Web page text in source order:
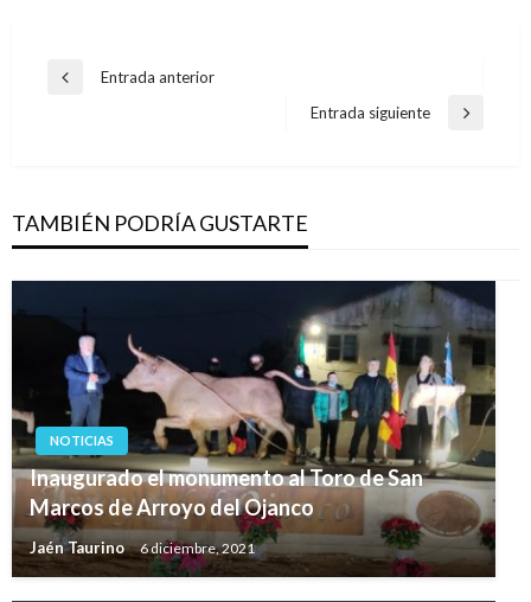
Navegación
Entrada
Entrada anterior
Entrada
Entrada siguiente
TAMBIÉN PODRÍA GUSTARTE
NOTICIAS
Inaugurado el monumento al Toro de San
Marcos de Arroyo del Ojanco
Jaén Taurino 6 diciembre, 2021